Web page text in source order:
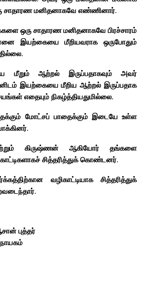
சாதாரண மனிதனாகவே எண்ணினார்.
ஒரு சாதாரண மனிதனாகவே பிரச்சாரம்
இயற்கையை மீறியவராக ஒருபோதும்
மீறும் ஆற்றல் இருப்பதாகவும் அவர்
இயற்கையை மீறிய ஆற்றல் இருப்பதாக
எதையும் நிகழ்த்தியதுமில்லை.
மோட்சப் பாதைக்கும் இடையே உள்ள
கிருஷ்ணன் ஆகியோர் தங்களை
சித்தரித்துக் கொண்டனர்.
வழிகாட்டியாக சித்தரித்துக்
புத்தர்